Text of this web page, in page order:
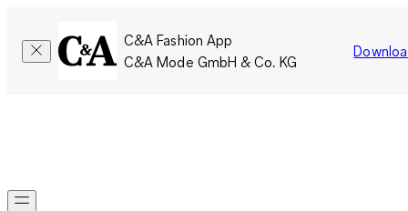
C&A Fashion App
C&A Mode GmbH & Co. KG